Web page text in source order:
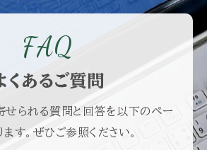
FAQ
くあるご質問
せられる質問と回答を以下のペー
す。ぜひご参照ください。